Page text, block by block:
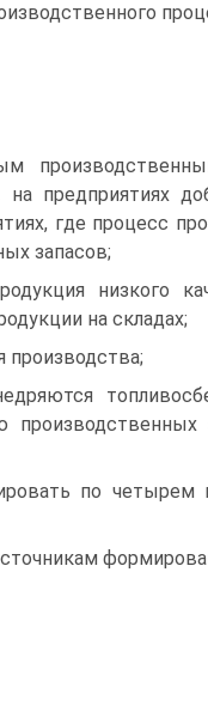
на предприятиях
где процесс
запасов;
низкого
на складах;
производства;
производственных
по четырем